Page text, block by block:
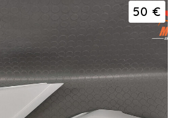
50 €